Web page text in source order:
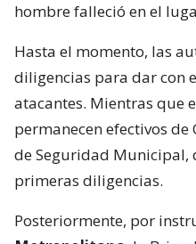
hombre falleció en el
Hasta el momento, las
diligencias para dar con
atacantes. Mientras que
permanecen efectivos
de Seguridad Municipal,
primeras diligencias.
Posteriormente, por